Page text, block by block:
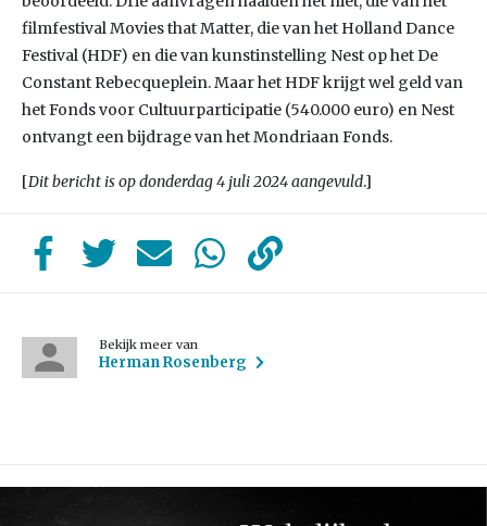
filmfestival Movies that Matter, die van het Holland Dance
Festival (HDF) en die van kunstinstelling Nest op het De
Constant Rebecqueplein. Maar het HDF krijgt wel geld van
het Fonds voor Cultuurparticipatie (540.000 euro) en Nest
ontvangt een bijdrage van het Mondriaan Fonds.
[Dit bericht is op donderdag 4 juli 2024 aangevuld.]
Bekijk meer van
Herman Rosenberg